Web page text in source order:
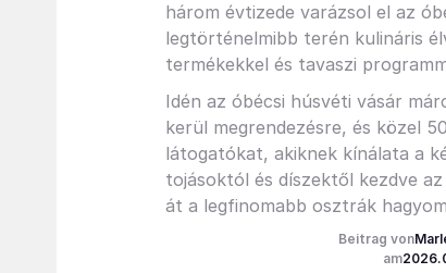
három évtizede varázsol el az
legtörténelmibb terén kulináris
termékekkel és tavaszi
Idén az óbécsi húsvéti vásár
kerül megrendezésre, és közel
látogatókat, akiknek kínálata a
tojásoktól és díszektől kezdve
át a legfinomabb osztrák